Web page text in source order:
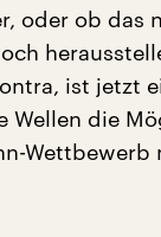
oder ob das
ist jetzt
Wellen die